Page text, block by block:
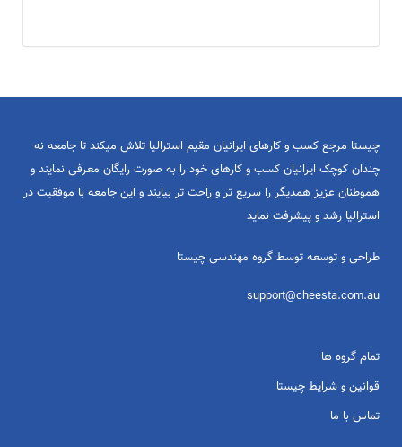
چیستا مرجع کسب و کارهای ایرانیان مقیم استرالیا تلاش میکند تا جامعه نه
چندان کوچک ایرانیان کسب و کارهای خود را به صورت رایگان معرفی نمایند و
هموطنان عزیز همدیگر را سریع تر و راحت تر بیایند و این جامعه با موفقیت در
استرالیا رشد و پیشرفت نماید
طراحی و توسعه توسط گروه مهندسی چیستا
support@cheesta.com.au
تمام گروه ها
قوانین و شرایط چیستا
تماس با ما